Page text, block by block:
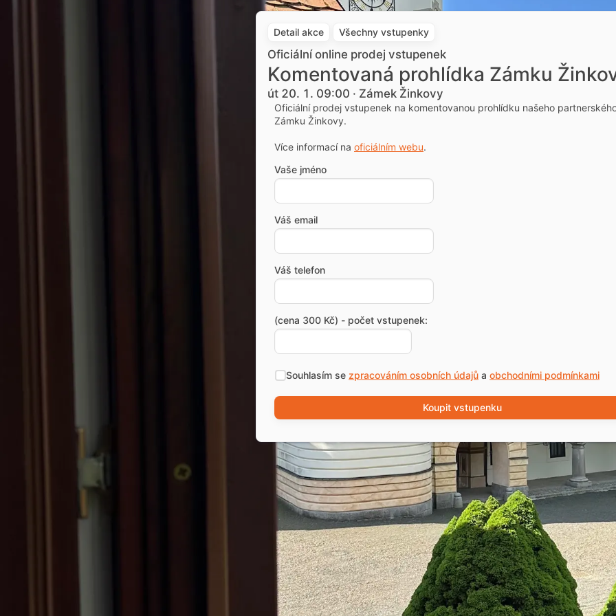
Detail akce Všechny vstupenky
Oficiální online prodej vstupenek
Komentovaná prohlídka Zámku
út 20. 1. 09:00 · Zámek Žinkovy
Oficiální prodej vstupenek na komentovanou prohlídku našeho
Zámku Žinkovy.
Více informací na oficiálním webu.
Vaše jméno
Váš email
Váš telefon
(cena 300 Kč) - počet vstupenek:
Souhlasím se zpracováním osobních údajů a obchodními podmínkami
Koupit vstupenku